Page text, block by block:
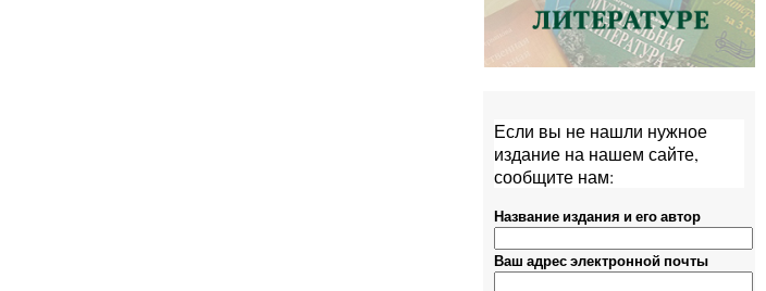
Если вы не нашли нужное
издание на нашем сайте,
сообщите нам:
Название издания и его автор
Ваш адрес электронной почты